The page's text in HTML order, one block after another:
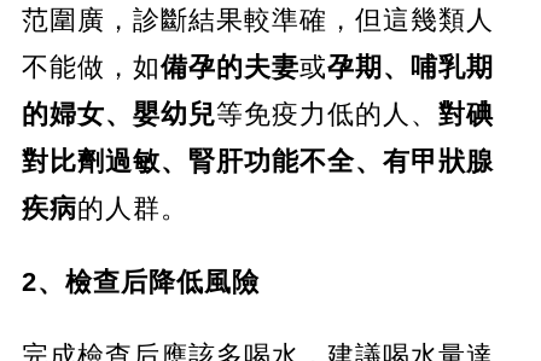
范圍廣，診斷結果較準確，但這幾類人
不能做，如備孕的夫妻或孕期、哺乳期
的婦女、嬰幼兒等免疫力低的人、 對碘
對比劑過敏、腎肝功能不全、有甲狀腺
疾病的人群。
2、檢查后降低風險